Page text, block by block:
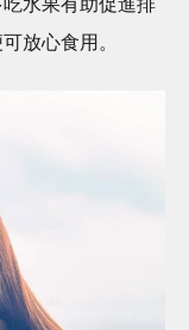
放心食用。